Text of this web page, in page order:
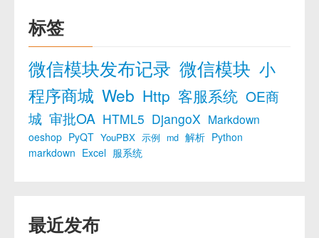
标签
微信模块发布记录 微信模块 小
程序商城 Web Http 客服系统 OE商
城 审批OA HTML5 DjangoX Markdown
oeshop PyQT YouPBX 示例 md 解析 Python
markdown Excel 服系统
最近发布